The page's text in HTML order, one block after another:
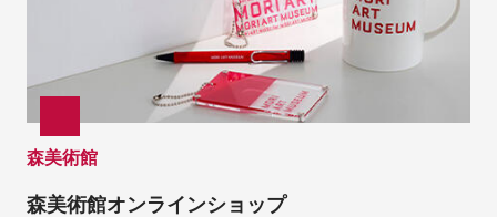
森美術館
森美術館オンラインショップ